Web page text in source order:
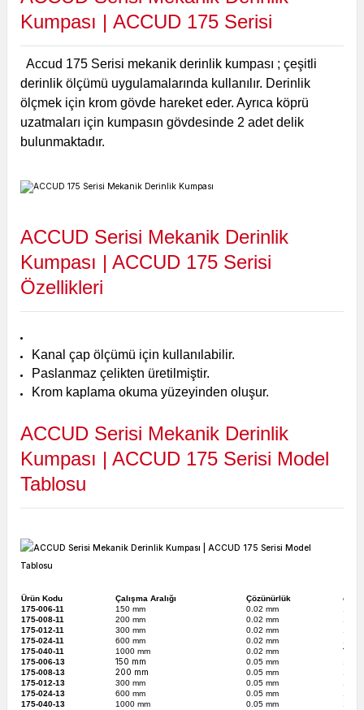
Kumpası | ACCUD 175 Serisi
Accud 175 Serisi mekanik derinlik kumpası ; çeşitli
derinlik ölçümü uygulamalarında kullanılır. Derinlik
ölçmek için krom gövde hareket eder. Ayrıca köprü
uzatmaları için kumpasın gövdesinde 2 adet delik
bulunmaktadır.
ACCUD Serisi Mekanik Derinlik
Kumpası | ACCUD 175 Serisi
Özellikleri
Kanal çap ölçümü için kullanılabilir.
Paslanmaz çelikten üretilmiştir.
Krom kaplama okuma yüzeyinden oluşur.
ACCUD Serisi Mekanik Derinlik
Kumpası | ACCUD 175 Serisi Model
Tablosu
Ürün Kodu Çalışma Aralığı Çözünürlük
c
175-006-11
150 mm 0.02 mm
16
175-008-11
200 mm 0.02 mm
16
175-012-11
300 mm 0.02 mm
16
175-024-11
600 mm 0.02 mm
18
175-040-11
1000 mm 0.02 mm 18
175-006-13 150 mm 0.05 mm
16
175-008-13
200 mm 0.05 mm
16
175-012-13
300 mm 0.05 mm
16
175-024-13
600 mm 0.05 mm
18
175-040-13
1000 mm 0.05 mm 18